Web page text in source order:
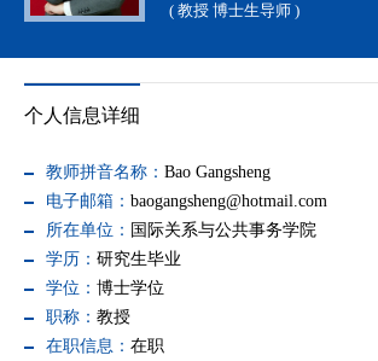
( 教授 博士生导师 )
个人信息详细
教师拼音名称： Bao Gangsheng
电子邮箱： baogangsheng@hotmail.com
所在单位： 国际关系与公共事务学院
学历： 研究生毕业
学位： 博士学位
职称： 教授
在职信息： 在职